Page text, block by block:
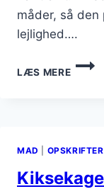
måder, så den
lejlighed….
LÆS MEREUDEN
AT
MAD OPSKRIFTER